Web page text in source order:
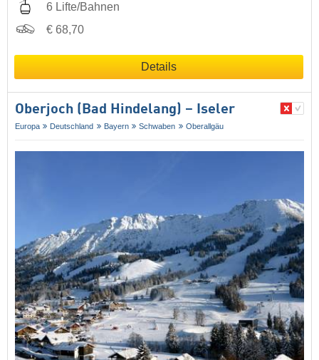
6 Lifte/Bahnen
€ 68,70
Details
Oberjoch (Bad Hindelang) – Iseler
Europa Deutschland Bayern Schwaben Oberallgäu